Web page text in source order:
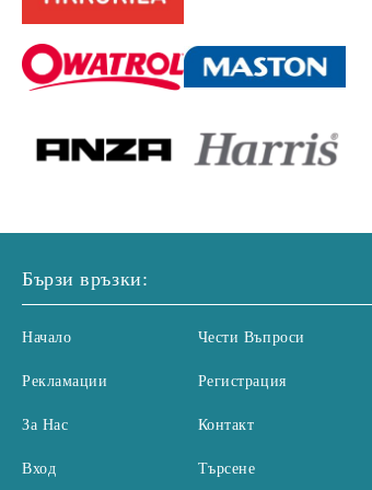
Бързи връзки:
Начало
Рекламации
За Нас
Вход
Чести Въпроси
Регистрация
Контакт
Търсене